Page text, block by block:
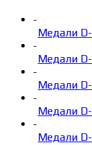
-
Медали
-
Медали
-
Медали
-
Медали
-
Медали